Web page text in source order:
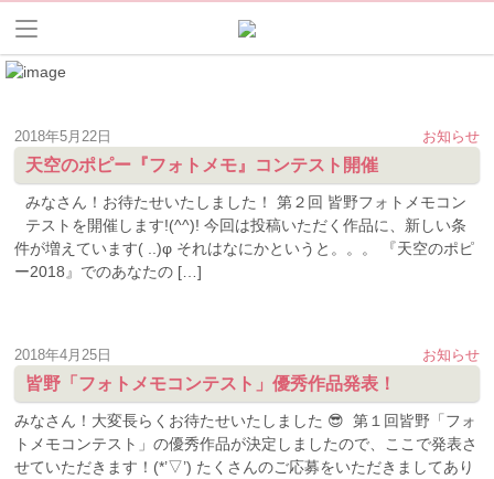
お知らせ
2018年5月22日
天空のポピー『フォトメモ』コンテスト開催
みなさん！お待たせいたしました！ 第２回 皆野フォトメモコン
テストを開催します!(^^)! 今回は投稿いただく作品に、新しい条
件が増えています( ..)φ それはなにかというと。。。 『天空のポピ
ー2018』でのあなたの […]
お知らせ
2018年4月25日
皆野「フォトメモコンテスト」優秀作品発表！
みなさん！大変長らくお待たせいたしました 😎 第１回皆野「フォ
トメモコンテスト」の優秀作品が決定しましたので、ここで発表さ
せていただきます！(*’▽’) たくさんのご応募をいただきましてあり